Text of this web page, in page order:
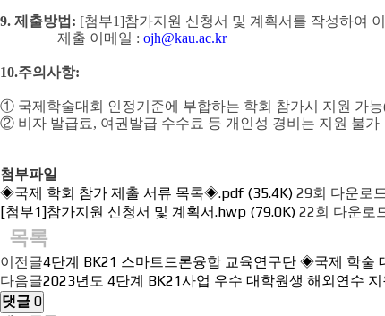
9. 제출방법 : [첨부1]참가지원 신청서 및 계획서를 작성하여
제출 이메일 : ojh@kau.ac.kr
10.주의사항:
① 국제학술대회 인정기준에 부합하는 학회 참가시 지원 가능
② 비자 발급료, 여권발급 수수료 등 개인성 경비는 지원 불가
첨부파일
◈국제 학회 참가 제출 서류 목록◈.pdf (35.4K) 29회 다운로
[첨부1]참가지원 신청서 및 계획서.hwp (79.0K) 22회 다운로
목록
이전글4단계 BK21 스마트드론융합 교육연구단 ◈국제 학술
다음글2023년도 4단계 BK21사업 우수 대학원생 해외연수
댓글 0